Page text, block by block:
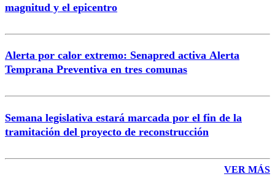
magnitud y el epicentro
Alerta por calor extremo: Senapred activa Alerta
Temprana Preventiva en tres comunas
Semana legislativa estará marcada por el fin de la
tramitación del proyecto de reconstrucción
VER MÁS